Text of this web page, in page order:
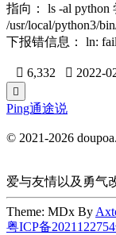
指向： ls -al
/usr/local/python3/
下报错信息： ln:
 6,332  2022-

Ping通途说
© 2021-2026
爱与友情以及勇气
Theme: MDx By
粤ICP备